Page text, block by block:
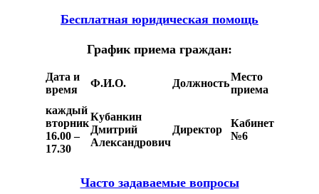
Бесплатная юридическая помощь
График приема граждан:
Дата и
время
Ф.И.О. Должность
Место
приема
каждый
вторник
16.00 –
17.30
Кубанкин
Дмитрий
Александрович
Директор
Кабинет
№6
Часто задаваемые вопросы